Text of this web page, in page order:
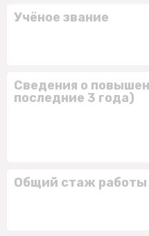
Учёное звание
Сведения о
последние 3 года)
Общий стаж работы